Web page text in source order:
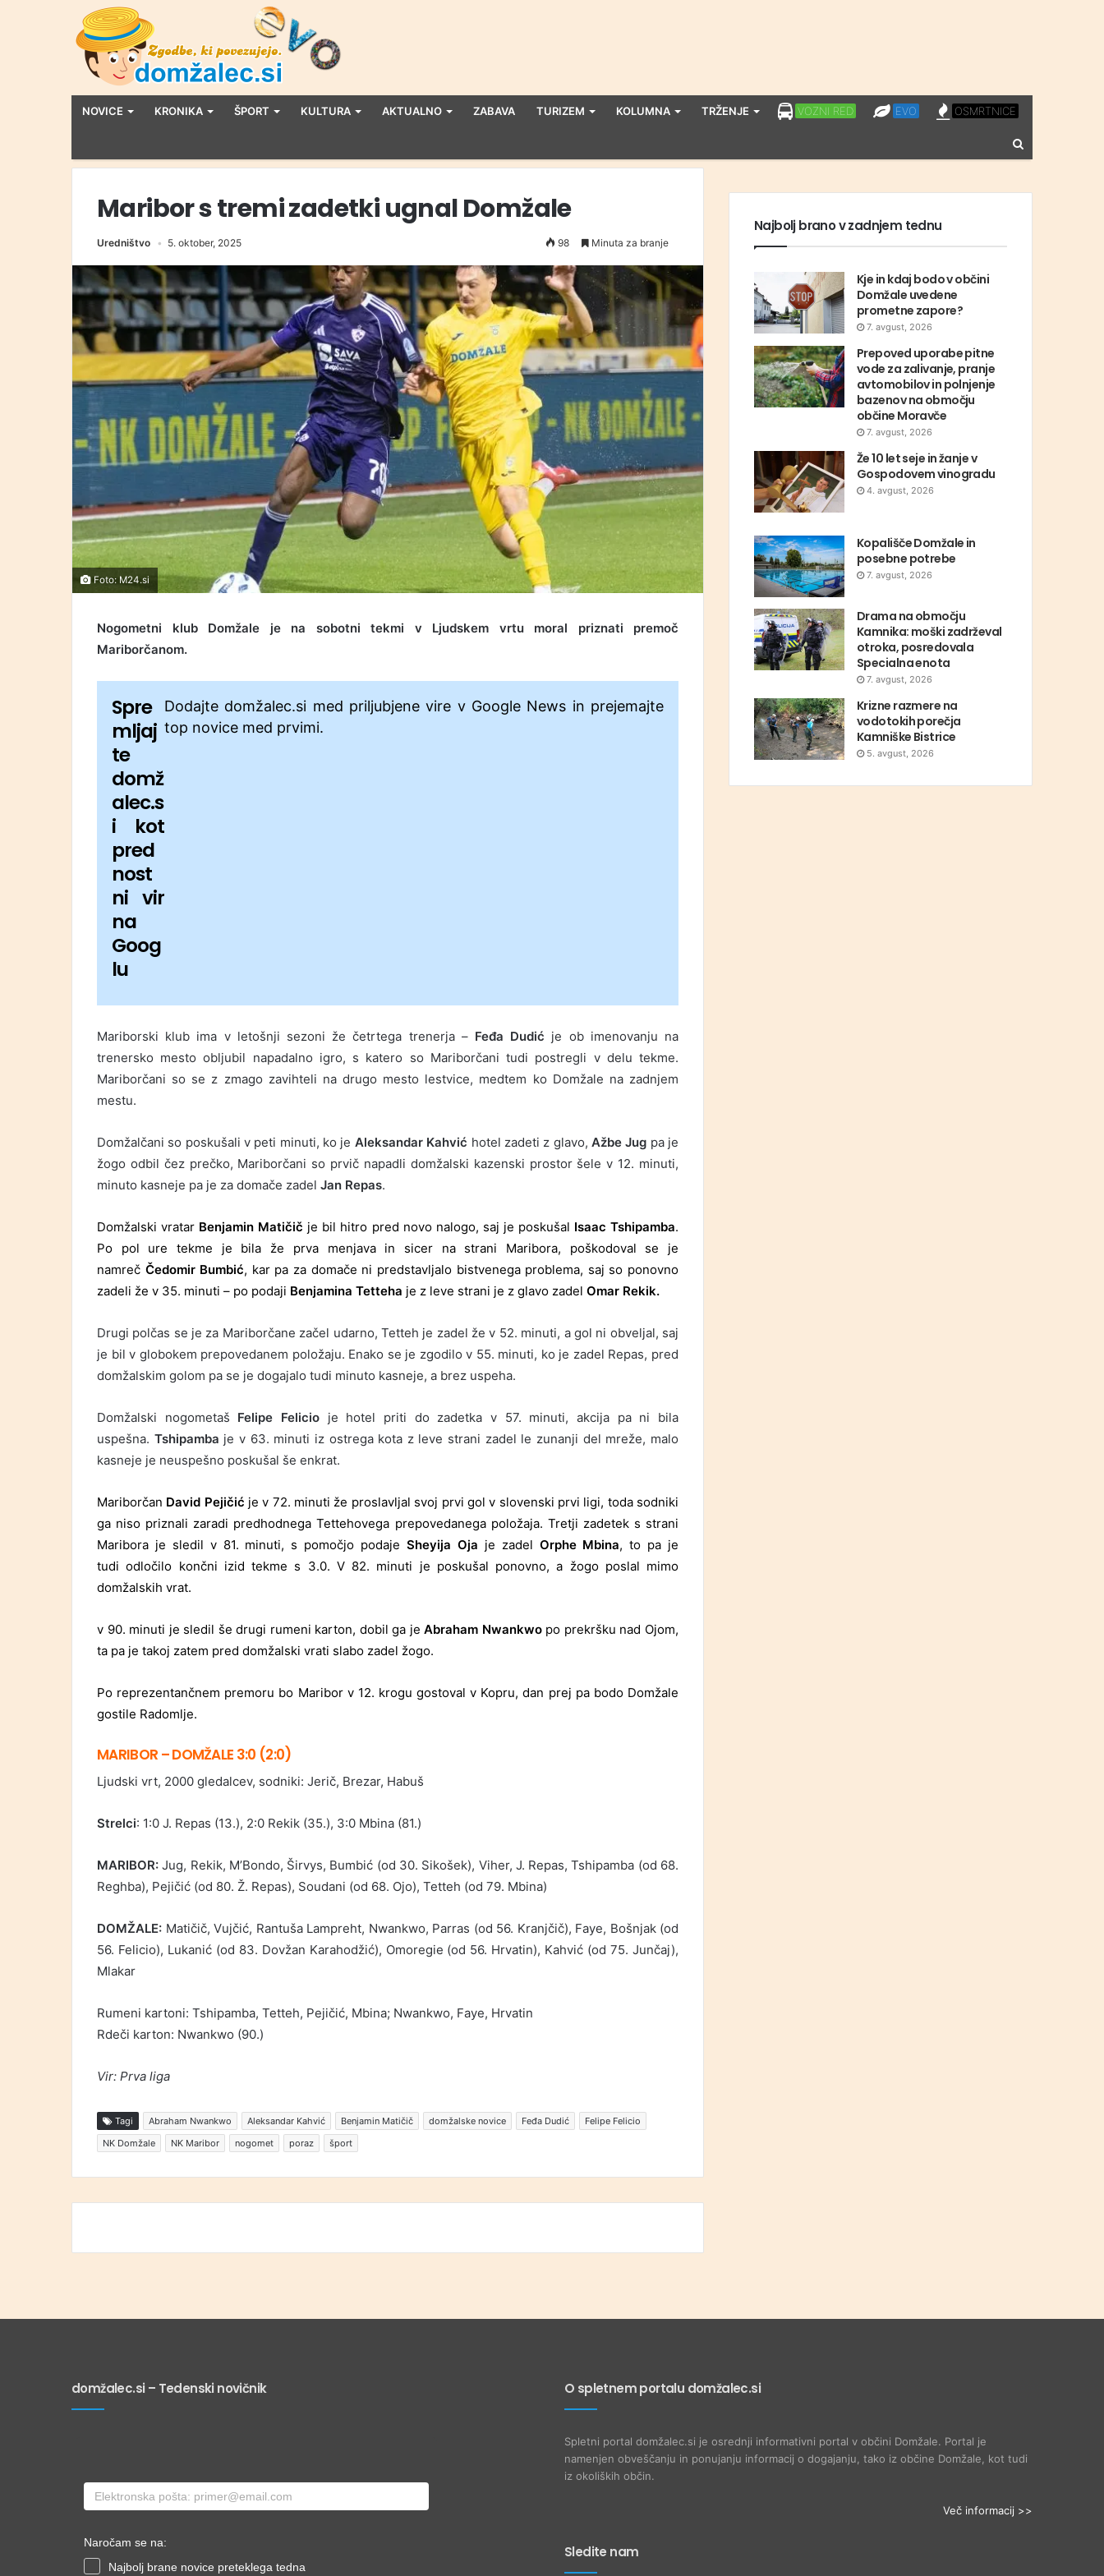
NOVICE KRONIKA ŠPORT KULTURA AKTUALNO ZABAVA TURIZEM KOLUMNA TRŽENJE LPP
VOZNI RED EVO
EVO OSMRTNICE
OSMRTNICE
Maribor s tremi zadetki ugnal Domžale
Uredništvo 5. oktober, 2025 98 Minuta za branje
Foto: M24.si
Nogometni klub Domžale je na sobotni tekmi v Ljudskem vrtu moral priznati premoč
Mariborčanom.
Spre
mljaj
te
domž
alec.s
i kot
pred
nost
ni vir
na
Goog
lu
Dodajte domžalec.si med priljubjene vire v Google News in prejemajte
top novice med prvimi.
Mariborski klub ima v letošnji sezoni že četrtega trenerja – Feđa Dudić je ob imenovanju na
trenersko mesto obljubil napadalno igro, s katero so Mariborčani tudi postregli v delu tekme.
Mariborčani so se z zmago zavihteli na drugo mesto lestvice, medtem ko Domžale na zadnjem
mestu.
Domžalčani so poskušali v peti minuti, ko je Aleksandar Kahvić hotel zadeti z glavo, Ažbe Jug pa je
žogo odbil čez prečko, Mariborčani so prvič napadli domžalski kazenski prostor šele v 12. minuti,
minuto kasneje pa je za domače zadel Jan Repas.
Domžalski vratar Benjamin Matičič je bil hitro pred novo nalogo, saj je poskušal Isaac Tshipamba.
Po pol ure tekme je bila že prva menjava in sicer na strani Maribora, poškodoval se je
namreč Čedomir Bumbić, kar pa za domače ni predstavljalo bistvenega problema, saj so ponovno
zadeli že v 35. minuti – po podaji Benjamina Tetteha je z leve strani je z glavo zadel Omar Rekik.
Drugi polčas se je za Mariborčane začel udarno, Tetteh je zadel že v 52. minuti, a gol ni obveljal, saj
je bil v globokem prepovedanem položaju. Enako se je zgodilo v 55. minuti, ko je zadel Repas, pred
domžalskim golom pa se je dogajalo tudi minuto kasneje, a brez uspeha.
Domžalski nogometaš Felipe Felicio je hotel priti do zadetka v 57. minuti, akcija pa ni bila
uspešna. Tshipamba je v 63. minuti iz ostrega kota z leve strani zadel le zunanji del mreže, malo
kasneje je neuspešno poskušal še enkrat.
Mariborčan David Pejičić je v 72. minuti že proslavljal svoj prvi gol v slovenski prvi ligi, toda sodniki
ga niso priznali zaradi predhodnega Tettehovega prepovedanega položaja. Tretji zadetek s strani
Maribora je sledil v 81. minuti, s pomočjo podaje Sheyija Oja je zadel Orphe Mbina, to pa je
tudi odločilo končni izid tekme s 3.0. V 82. minuti je poskušal ponovno, a žogo poslal mimo
domžalskih vrat.
v 90. minuti je sledil še drugi rumeni karton, dobil ga jeAbraham Nwankwo po prekršku nad Ojom,
ta pa je takoj zatem pred domžalski vrati slabo zadel žogo.
Po reprezentančnem premoru bo Maribor v 12. krogu gostoval v Kopru, dan prej pa bodo Domžale
gostile Radomlje.
MARIBOR – DOMŽALE 3:0 (2:0)
Ljudski vrt, 2000 gledalcev, sodniki: Jerič, Brezar, Habuš
Strelci: 1:0 J. Repas (13.), 2:0 Rekik (35.), 3:0 Mbina (81.)
MARIBOR: Jug, Rekik, M’Bondo, Širvys, Bumbić (od 30. Sikošek), Viher, J. Repas, Tshipamba (od 68.
Reghba), Pejičić (od 80. Ž. Repas), Soudani (od 68. Ojo), Tetteh (od 79. Mbina)
DOMŽALE: Matičič, Vujčić, Rantuša Lampreht, Nwankwo, Parras (od 56. Kranjčič), Faye, Bošnjak (od
56. Felicio), Lukanić (od 83. Dovžan Karahodžić), Omoregie (od 56. Hrvatin), Kahvić (od 75. Junčaj),
Mlakar
Rumeni kartoni: Tshipamba, Tetteh, Pejičić, Mbina; Nwankwo, Faye, Hrvatin
Rdeči karton: Nwankwo (90.)
Vir: Prva liga
Tagi Abraham Nwankwo Aleksandar Kahvić Benjamin Matičič domžalske novice Feđa Dudić
Felipe Felicio
NK Domžale
NK Maribor nogomet poraz šport
Najbolj brano v zadnjem tednu
Kje in kdaj bodo v občini
Domžale uvedene
prometne zapore?
7. avgust, 2026
Prepoved uporabe pitne
vode za zalivanje, pranje
avtomobilov in polnjenje
bazenov na območju
občine Moravče
7. avgust, 2026
Že 10 let seje in žanje v
Gospodovem vinogradu
4. avgust, 2026
Kopališče Domžale in
posebne potrebe
7. avgust, 2026
Drama na območju
Kamnika: moški zadrževal
otroka, posredovala
Specialna enota
7. avgust, 2026
Krizne razmere na
vodotokih porečja
Kamniške Bistrice
5. avgust, 2026
domžalec.si – Tedenski novičnik
Naročam se na:
Najbolj brane novice preteklega tedna
O spletnem portalu domžalec.si
Spletni portal domžalec.si je osrednji informativni portal v občini Domžale. Portal je
namenjen obveščanju in ponujanju informacij o dogajanju, tako iz občine Domžale, kot tudi
iz okoliških občin.
Več informacij >>
Sledite nam